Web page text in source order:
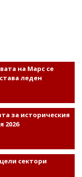
на Марс се
леден
за историческия
2026
сектори